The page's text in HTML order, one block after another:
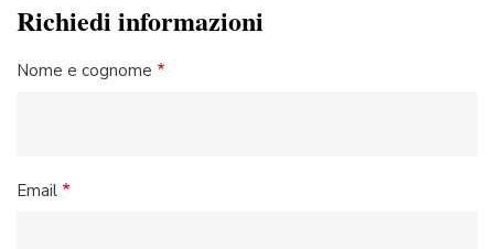
Richiedi informazioni
Nome e cognome
Email